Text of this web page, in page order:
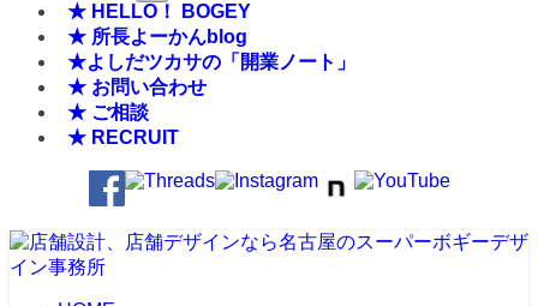
★ HELLO！ BOGEY
★ 所長よーかんblog
★よしだツカサの「開業ノート」
★ お問い合わせ
★ ご相談
★ RECRUIT